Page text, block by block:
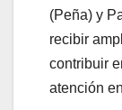
(Peña) y
recibir
contribuir
atención